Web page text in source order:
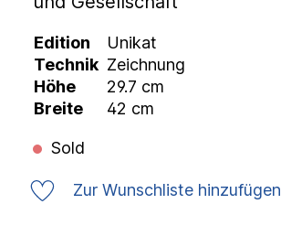
Edition
Unikat
Technik Zeichnung
Höhe
29.7 cm
Breite
42 cm
Sold
Zur Wunschliste hinzufügen